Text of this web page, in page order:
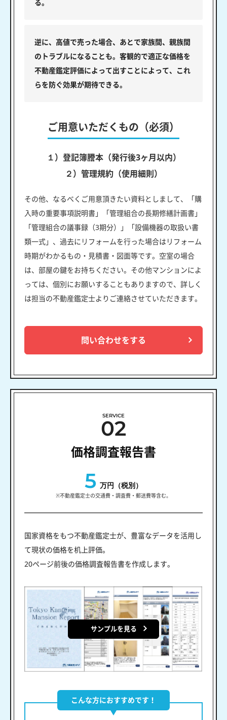
る。
逆に、高値で売った場合、あとで家族間、親族間
のトラブルになることも。客観的で適正な価格を
不動産鑑定評価によって出すことによって、これ
らを防ぐ効果が期待できる。
ご用意いただくもの（必須）
１）登記簿謄本（発行後3ヶ月以内）
２）管理規約（使用細則）
その他、なるべくご用意頂きたい資料としまして、「購
入時の重要事項説明書」「管理組合の長期修繕計画書」
「管理組合の議事録（3期分）」「設備機器の取扱い書
類一式」、過去にリフォームを行った場合はリフォーム
時期がわかるもの・見積書・図面等です。空室の場合
は、部屋の鍵をお持ちください。その他マンションによ
っては、個別にお願いすることもありますので、詳しく
は担当の不動産鑑定士よりご連絡させていただきます。
問い合わせをする
SERVICE
02
価格調査報告書
5 万円（税別）
※不動産鑑定士の交通費・調査費・郵送費等含む。
国家資格をもつ不動産鑑定士が、豊富なデータを活用し
て現状の価格を机上評価。
20ページ前後の価格調査報告書を作成します。
サンプルを見る
こんな方におすすめです！